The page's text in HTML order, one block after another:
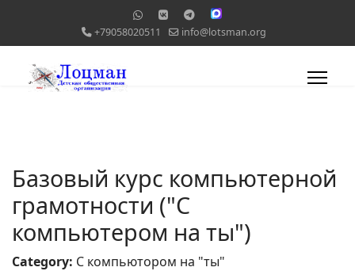
+79058020511 info@lotsman.org
Базовый курс компьютерной
грамотности ("С
компьютером на ты")
Category: С компьютором на "ты"